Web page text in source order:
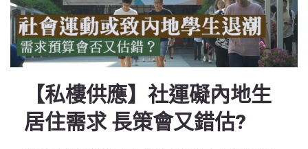
【私樓供應】社運礙內地生
居住需求 長策會又錯估?